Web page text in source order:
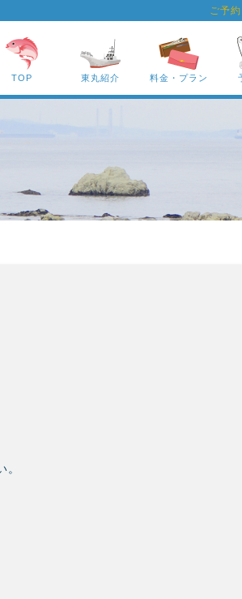
ご予
TOP 東丸紹介 料金・プラン